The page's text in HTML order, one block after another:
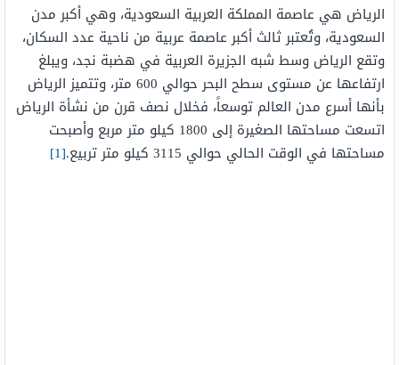
الرياض هي عاصمة المملكة العربية السعودية، وهي أكبر مدن
السعودية، وتُعتبر ثالث أكبر عاصمة عربية من ناحية عدد السكان،
وتقع الرياض وسط شبه الجزيرة العربية في هضبة نجد، ويبلغ
ارتفاعها عن مستوى سطح البحر حوالي 600 متر، وتتميز الرياض
بأنها أسرع مدن العالم توسعاً، فخلال نصف قرن من نشأة الرياض
اتسعت مساحتها الصغيرة إلى 1800 كيلو متر مربع وأصبحت
مساحتها في الوقت الحالي حوالي 3115 كيلو متر تربيع.
[1]